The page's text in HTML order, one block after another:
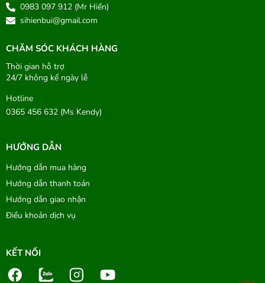
0983 097 912 (Mr Hiến)
sihienbui@gmail.com
CHĂM SÓC KHÁCH HÀNG
Thời gian hỗ trợ
24/7 không kể ngày lễ
Hotline
0365 456 632 (Ms Kendy)
HƯỚNG DẪN
Hướng dẫn mua hàng
Hướng dẫn thanh toán
Hướng dẫn giao nhận
Điều khoản dịch vụ
KẾT NỐI